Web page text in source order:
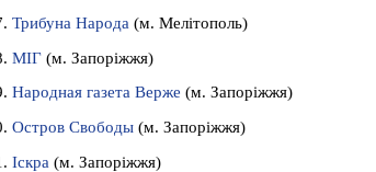
Трибуна Народа (м. Мелітополь)
МІГ (м. Запоріжжя)
Народная газета Верже (м. Запоріжжя)
Остров Свободы (м. Запоріжжя)
Іскра (м. Запоріжжя)